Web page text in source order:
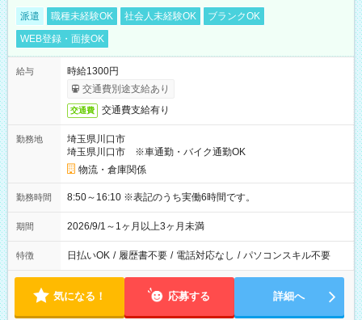
派遣 職種未経験OK 社会人未経験OK
ブランクOK
WEB登録・面接OK
給与
時給1300円
交通費別途支給あり
交通費 交通費支給有り
勤務地
埼玉県川口市
埼玉県川口市 ※車通勤・バイク通勤OK
物流・倉庫関係
勤務時間 8:50～16:10 ※表記のうち実働6時間です。
期間 2026/9/1～1ヶ月以上3ヶ月未満
特徴 日払いOK / 履歴書不要 / 電話対応なし / パソコンスキル不要
気になる！ 応募する 詳細へ